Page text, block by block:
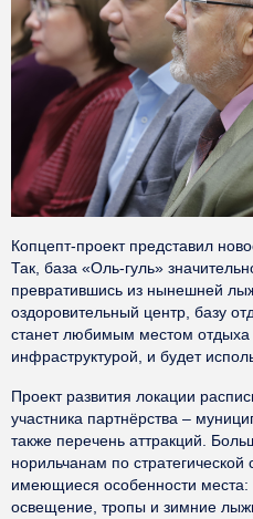
Копцепт-проект представил
Так, база «Оль-гуль»
превратившись из нынешней
оздоровительный центр, базу
станет любимым местом отдыха
инфраструктурой, и будет
Проект развития локации
участника партнёрства –
также перечень аттракций.
норильчанам по
имеющиеся особенности места:
освещение, тропы и зимние